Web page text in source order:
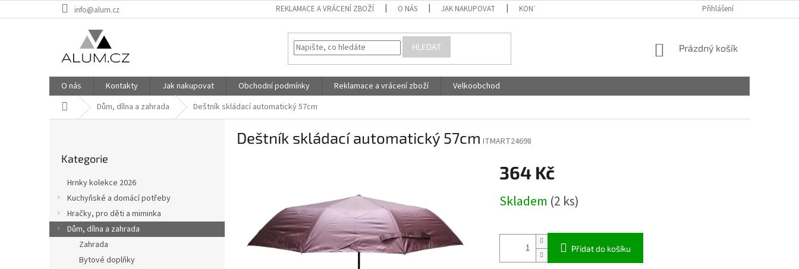
na
info@alum.cz REKLAMACE A VRÁCENÍ ZBOŽÍ O NÁS JAK NAKUPOVAT KONTAKTY PODMÍNKY OCHRANY OSOBNÍCH
Přihlášení
HLEDAT
NÁKUPNÍ
Prázdný košík
O nás Kontakty Jak nakupovat Obchodní podmínky Reklamace a vrácení zboží
Velkoobchod
Domů Dům, dílna a zahrada Deštník skládací automatický 57cm
kategorie
Kategorie
Hrnky kolekce 2026
Kuchyňské a domácí potřeby
Hračky, pro děti a miminka
Dům, dílna a zahrada
Zahrada
Bytové doplňky
Deštník skládací automatický 57cm ITMART24698
364 Kč
cena:
Skladem (2 ks)
Přidat do košíku